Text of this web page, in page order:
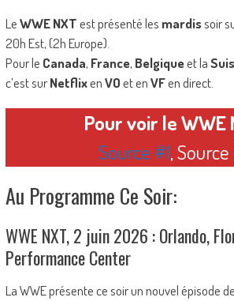
LeWWE NXTest présenté les mardissoir
20h Est, (2h Europe).
Pour le Canada, France, Belgiqueet la
c’est surNetflixenVOet enVFen direct.
Pour voir le WWE
Source #1,
Au Programme Ce Soir:
WWE NXT, 2 juin 2026 : Orlando,
Performance Center
La WWE présente ce soir un nouvel épisode